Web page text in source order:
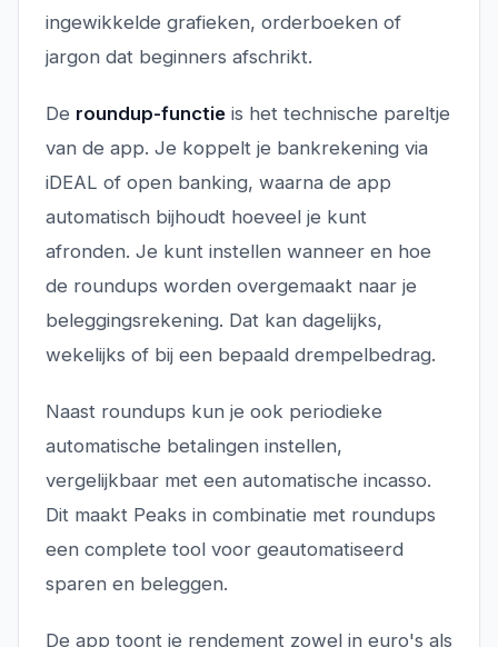
ingewikkelde grafieken, orderboeken of
jargon dat beginners afschrikt.
De roundup-functie is het technische pareltje
van de app. Je koppelt je bankrekening via
iDEAL of open banking, waarna de app
automatisch bijhoudt hoeveel je kunt
afronden. Je kunt instellen wanneer en hoe
de roundups worden overgemaakt naar je
beleggingsrekening. Dat kan dagelijks,
wekelijks of bij een bepaald drempelbedrag.
Naast roundups kun je ook periodieke
automatische betalingen instellen,
vergelijkbaar met een automatische incasso.
Dit maakt Peaks in combinatie met roundups
een complete tool voor geautomatiseerd
sparen en beleggen.
De app toont je rendement zowel in euro's als